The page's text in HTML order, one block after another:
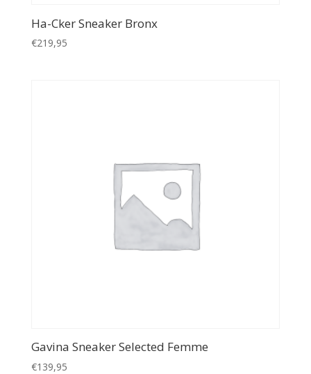
Ha-Cker Sneaker Bronx
€219,95
Gavina Sneaker Selected Femme
€139,95